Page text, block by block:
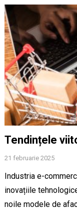
Tendințele
21 februarie 2025
Industria e-
inovațiile
noile modele de